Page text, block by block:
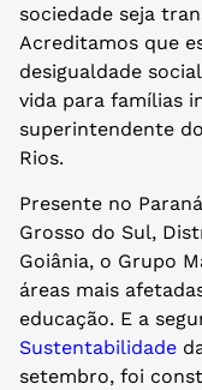
sociedade seja
Acreditamos que
desigualdade
vida para famílias
superintendente
Rios.
Presente no
Grosso do Sul,
Goiânia, o Grupo
áreas mais
educação. E a
Sustentabilidade
setembro, foi